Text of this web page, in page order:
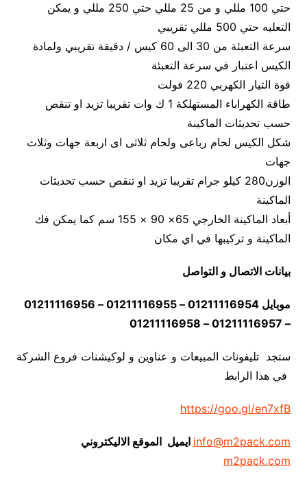
حتي 100 مللي و من 25 مللي حتي 250 مللي و يمكن
التعليه حتي 500 مللي تقريبي
سرعة التعبئة من 30 الى 60 كيس / دقيقة تقريبي ولمادة
الكيس اعتبار في سرعة التعبئة
قوة التيار الكهربي 220 فولت
طاقة الكهراباء المستهلكة 1 ك وات تقريبا تزيد او تنقص
حسب تحديثات الماكينة
شكل الكيس لحام رباعى ولحام ثلاثى اى اربعة جهات وثلاث
جهات
الوزن280 كيلو جرام تقريبا تزيد او تنقص حسب تحديثات
الماكينة
أبعاد الماكينة الخارجي 65× 90 × 155 سم كما يمكن فك
الماكينة و تركيبها في اي مكان
بيانات الاتصال و التواصل
موبايل 01211116954 – 01211116955 – 01211116956
– 01211116957 – 01211116958
ستجد تليفونات المبيعات و عناوين و لوكيشنات فروع الشركة
في هذا الرابط
https://goo.gl/en7xfB
info@m2pack.com ايميل الموقع الاليكتروني
m2pack.com